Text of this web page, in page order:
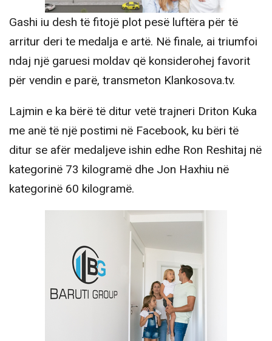
Gashi iu desh të fitojë plot pesë luftëra për të
arritur deri te medalja e artë. Në finale, ai triumfoi
ndaj një garuesi moldav që konsiderohej favorit
për vendin e parë, transmeton Klankosova.tv.
Lajmin e ka bërë të ditur vetë trajneri Driton Kuka
me anë të një postimi në Facebook, ku bëri të
ditur se afër medaljeve ishin edhe Ron Reshitaj në
kategorinë 73 kilogramë dhe Jon Haxhiu në
kategorinë 60 kilogramë.